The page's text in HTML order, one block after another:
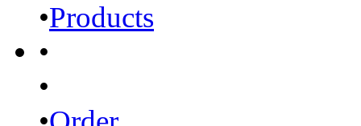
•Products
•
•